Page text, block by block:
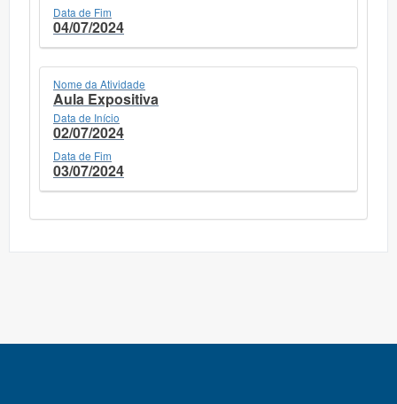
Data de Fim
04/07/2024
Nome da Atividade
Aula Expositiva
Data de Início
02/07/2024
Data de Fim
03/07/2024